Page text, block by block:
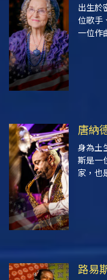
出生於
位歌手
一位作
唐納
身為土
斯是一
家，也
路易